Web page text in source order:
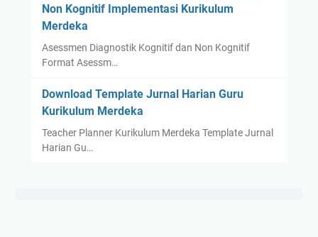
Non Kognitif Implementasi Kurikulum
Merdeka
Asessmen Diagnostik Kognitif dan Non Kognitif
Format Asessm…
Download Template Jurnal Harian Guru
Kurikulum Merdeka
Teacher Planner Kurikulum Merdeka Template Jurnal
Harian Gu…